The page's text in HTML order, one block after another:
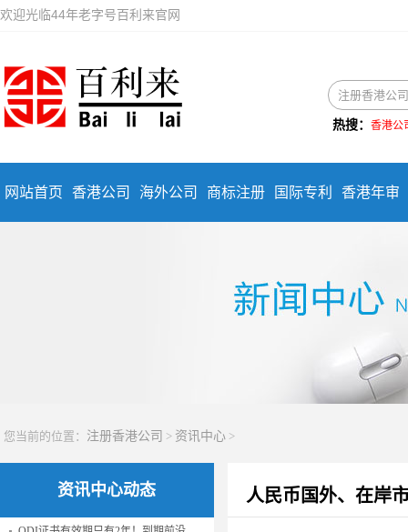
欢迎光临44年老字号百利来官网
热搜： 香港公
网站首页 香港公司 海外公司 商标注册 国际专利 香港年审
您当前的位置： 注册香港公司 > 资讯中心 >
资讯中心动态 人民币国外、在岸